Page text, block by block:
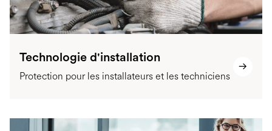
Technologie d'installation
Protection pour les installateurs et les techniciens